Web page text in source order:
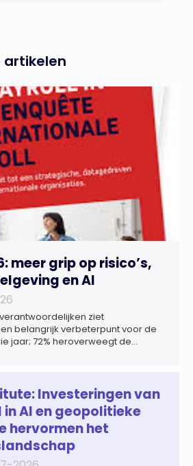
artikelen
meer grip op risico’s,
en AI
ziet
belangrijk verbeterpunt voor de
jaar; 72% heroverweegt de
een zelfstandige bedrijfsfunctie: bij
Investeringen van
AI en geopolitieke
hervormen het